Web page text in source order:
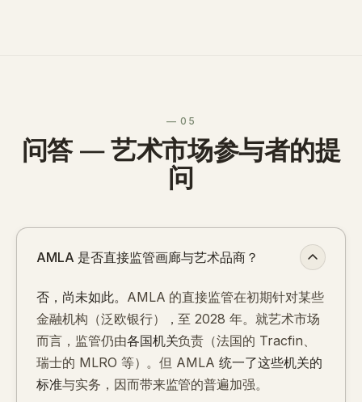
— 05
问答 — 艺术市场参与者的提
问
AMLA 是否直接监管画廊与艺术品商？
否，尚未如此。 AMLA 的直接监管在初期针对某些
金融机构（泛欧银行），至 2028 年。就艺术市场
而言，监管仍由各国机关负责（法国的 Tracfin、
瑞士的 MLRO 等）。但 AMLA统一了这些机关的
标准与实务，因而带来监管的普遍加强。